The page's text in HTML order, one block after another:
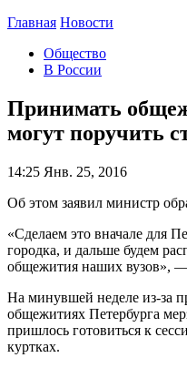
Главная Новости
Общество
В России
Принимать
могут поручить
14:25 Янв. 25, 2016
Об этом заявил министр
«Сделаем это вначале для
городка, и дальше будем
общежития наших вузов», —
На минувшей неделе из-за
общежитиях Петербурга
пришлось готовиться к
куртках.